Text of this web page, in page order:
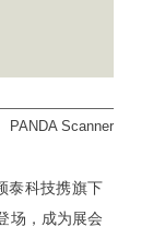
PANDA Scanner
泰科技携旗下
场，成为展会